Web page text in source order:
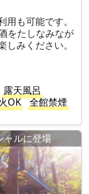
も可能です。
をたしなみなが
みください。
露天風呂
OK
全館禁煙
ャルに登場